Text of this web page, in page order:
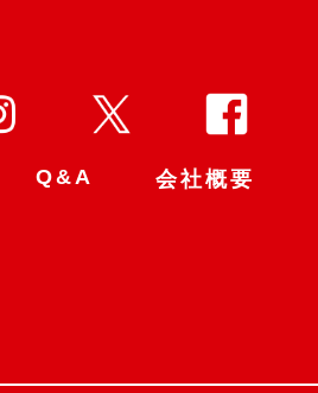
Q&A 会社概要